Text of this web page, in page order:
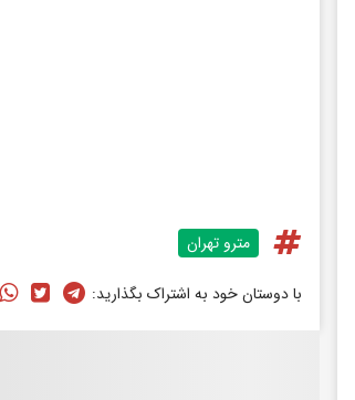
مترو تهران
با دوستان خود به اشتراک بگذارید: